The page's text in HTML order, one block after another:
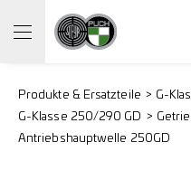
Produkte & Ersatzteile G-
G-Klasse 250/290 GD
Antriebshauptwelle 250GD